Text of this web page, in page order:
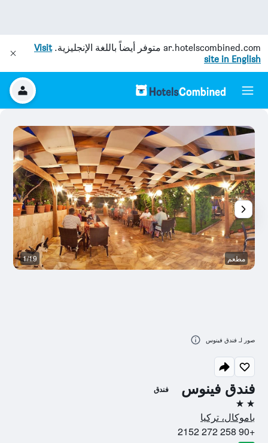
ar.hotelscombined.com متوفر أيضاً باللغة الإنجليزية.Visit
site in English
فندق فينوس فندق
2 نجمتين
باموكال، تركيا
+90 258 272 2152
مطعم 1/19
صور لـ فندق فينوس